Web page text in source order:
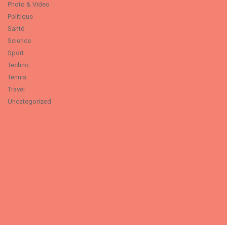
Photo & Video
Politique
Santé
Science
Sport
Techno
Tennis
Travel
Uncategorized